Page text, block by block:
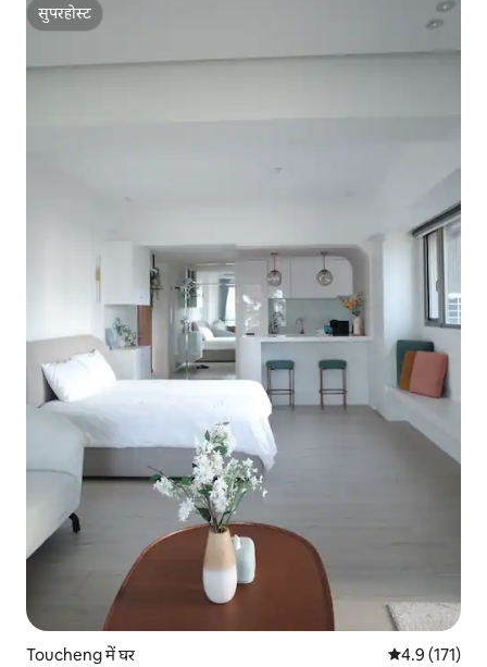
सुपरहोस्ट
सुपरहोस्ट
Toucheng में घर औसत रेटिंग 5 में
4.9 (171)